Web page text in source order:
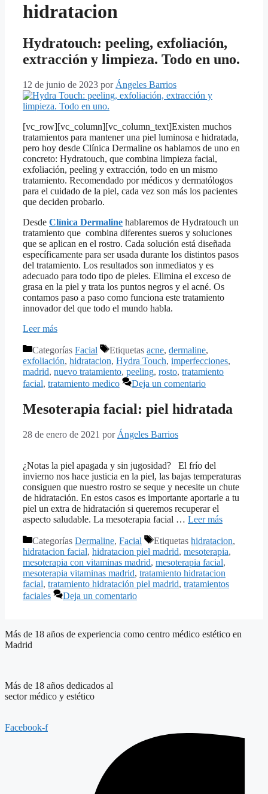
hidratacion
Hydratouch: peeling, exfoliación,
extracción y limpieza. Todo en uno.
12 de junio de 2023 por Ángeles Barrios
[vc_row][vc_column][vc_column_text]Existen muchos
tratamientos para mantener una piel luminosa e hidratada,
pero hoy desde Clínica Dermaline os hablamos de uno en
concreto: Hydratouch, que combina limpieza facial,
exfoliación, peeling y extracción, todo en un mismo
tratamiento. Recomendado por médicos y dermatólogos
para el cuidado de la piel, cada vez son más los pacientes
que deciden probarlo.
Desde Clínica Dermaline hablaremos de Hydratouch un
tratamiento que combina diferentes sueros y soluciones
que se aplican en el rostro. Cada solución está diseñada
específicamente para ser usada durante los distintos pasos
del tratamiento. Los resultados son inmediatos y es
adecuado para todo tipo de pieles. Elimina el exceso de
grasa en la piel y trata los puntos negros y el acné. Os
contamos paso a paso como funciona este tratamiento
innovador del que todo el mundo habla.
Leer más
Categorías Facial Etiquetas acne, dermaline,
exfoliación, hidratacion, Hydra Touch, imperfecciones,
madrid, nuevo tratamiento, peeling, rosto, tratamiento
facial, tratamiento medico Deja un comentario
Mesoterapia facial: piel hidratada
28 de enero de 2021 por Ángeles Barrios
¿Notas la piel apagada y sin jugosidad? El frío del
invierno nos hace justicia en la piel, las bajas temperaturas
consiguen que nuestro rostro se seque y necesite un chute
de hidratación. En estos casos es importante aportarle a tu
piel un extra de hidratación si queremos recuperar el
aspecto saludable. La mesoterapia facial … Leer más
Categorías Dermaline, Facial Etiquetas hidratacion,
hidratacion facial, hidratacion piel madrid, mesoterapia,
mesoterapia con vitaminas madrid, mesoterapia facial,
mesoterapia vitaminas madrid, tratamiento hidratacion
facial, tratamiento hidratación piel madrid, tratamientos
faciales
Deja un comentario
Más de 18 años de experiencia como centro médico estético en
Madrid
Más de 18 años dedicados al
sector médico y estético
Facebook-f